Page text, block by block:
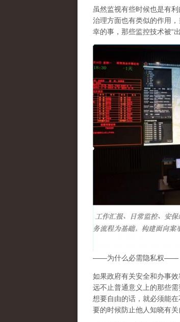
虽然监视有些时候也是有
治理方面也有类似的作用，
幸的事， 那些监控技术被“
——为什么必需隐私权——
如果政府有关安全和办事
远不止普通意义上的那些
想要自由的话，就必须能
要的时候防止他人知晓有